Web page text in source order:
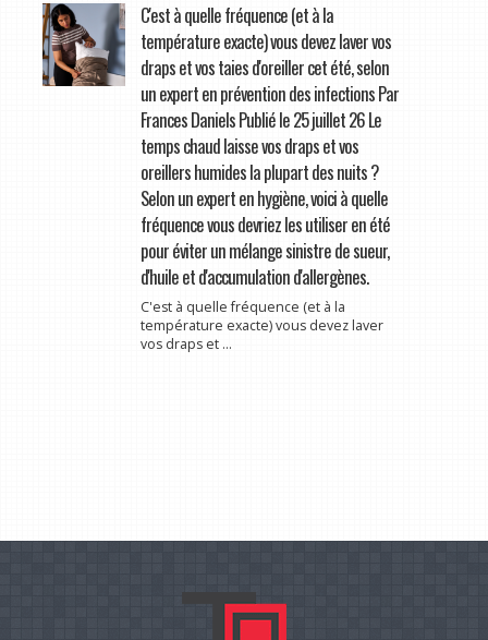
C'est à quelle fréquence (et à la
température exacte) vous devez laver vos
draps et vos taies d'oreiller cet été, selon
un expert en prévention des infections Par
Frances Daniels Publié le 25 juillet 26 Le
temps chaud laisse vos draps et vos
oreillers humides la plupart des nuits ?
Selon un expert en hygiène, voici à quelle
fréquence vous devriez les utiliser en été
pour éviter un mélange sinistre de sueur,
d'huile et d'accumulation d'allergènes.
C'est à quelle fréquence (et à la
température exacte) vous devez laver
vos draps et ...